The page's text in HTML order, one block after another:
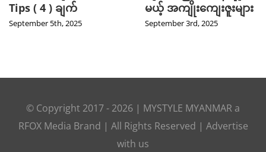
Tips ( 4 ) ချက်
September 5th, 2025
မယ့် အကျိုးကျေးဇူးများ
September 3rd, 2025
© Copyright 2017 - 2026 | MYSTYLE MYANMAR a
RFOX Media Brand | All Rights Reserved | Advertise
with us